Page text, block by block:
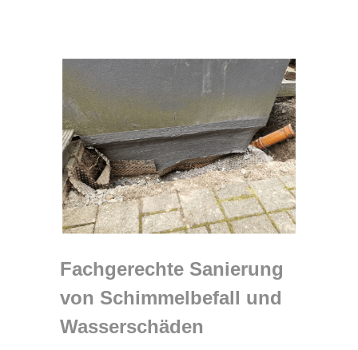
Fachgerechte Sanierung
von Schimmelbefall und
Wasserschäden